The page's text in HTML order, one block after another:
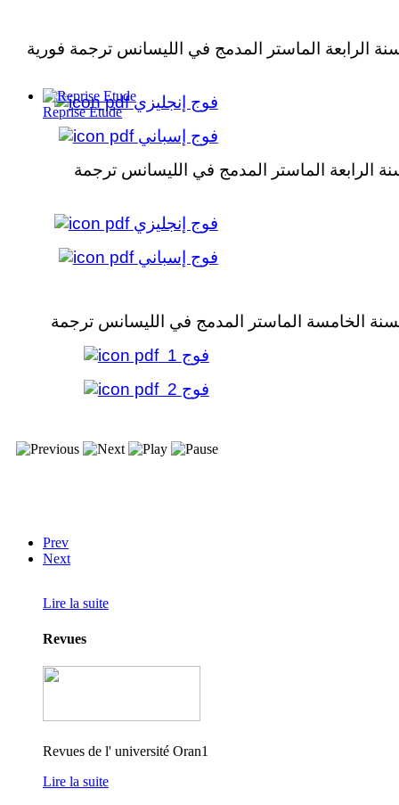
Reprise Etude
فوج إنجليزي
فوج إسباني
فوج إنجليزي
فوج إسباني
1 فوج
2 فوج
Prev
Next
Lire la suite
Revues
Revues de l' université Oran1
Lire la suite